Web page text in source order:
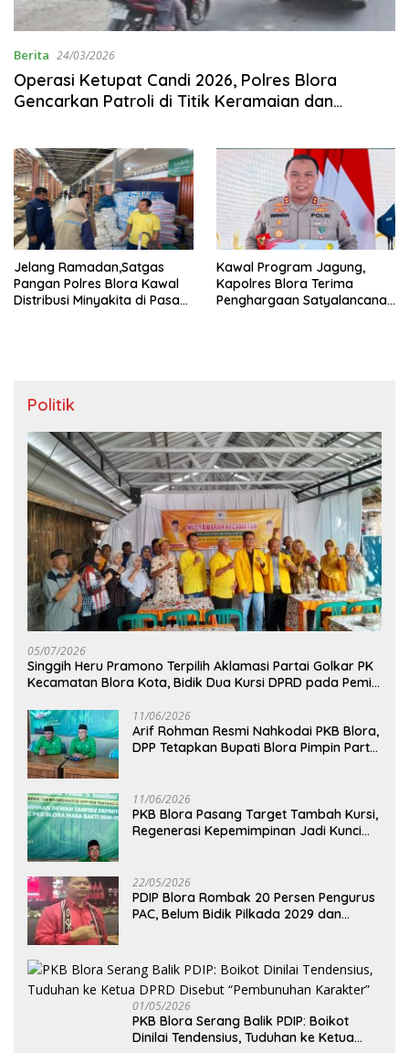
Berita 24/03/2026
‎Operasi Ketupat Candi 2026, Polres Blora
Gencarkan Patroli di Titik Keramaian dan
‎Jelang Ramadan,Satgas
Pangan Polres Blora Kawal
Distribusi Minyakita di Pasar
‎Kawal Program Jagung,
Kapolres Blora Terima
Penghargaan Satyalancana
Politik
05/07/2026
Singgih Heru Pramono Terpilih Aklamasi Partai Golkar PK
Kecamatan Blora Kota, Bidik Dua Kursi DPRD pada Pemilu
11/06/2026
Arif Rohman Resmi Nahkodai PKB Blora,
DPP Tetapkan Bupati Blora Pimpin Partai
11/06/2026
PKB Blora Pasang Target Tambah Kursi,
Regenerasi Kepemimpinan Jadi Kunci
22/05/2026
PDIP Blora Rombak 20 Persen Pengurus
PAC, Belum Bidik Pilkada 2029 dan
01/05/2026
PKB Blora Serang Balik PDIP: Boikot
Dinilai Tendensius, Tuduhan ke Ketua